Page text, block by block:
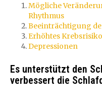
Mögliche
Rhythmus
Beeinträchtigung
Erhöhtes Krebsrisiko
Depressionen
Es unterstützt den
verbessert die